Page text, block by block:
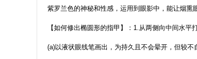
紫罗兰色的神秘和性感，运用到眼影中，能让烟熏
【如何修出椭圆形的指甲】：1.从两侧向中间水
(a)以液状眼线笔画出，为持久且不会晕开，但较不